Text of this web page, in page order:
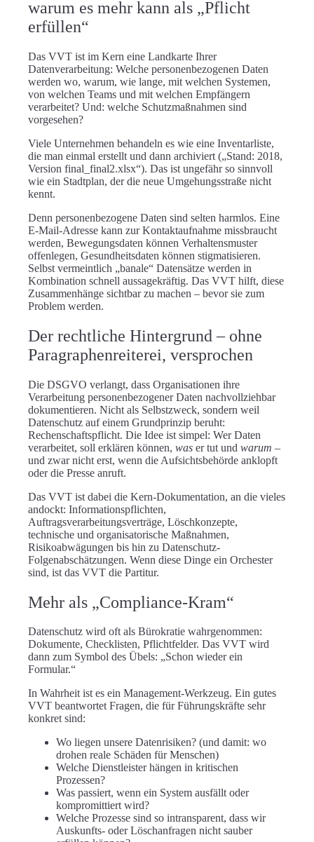
warum es mehr kann als „Pflicht
erfüllen“
Das VVT ist im Kern eine Landkarte Ihrer
Datenverarbeitung: Welche personenbezogenen Daten
werden wo, warum, wie lange, mit welchen Systemen,
von welchen Teams und mit welchen Empfängern
verarbeitet? Und: welche Schutzmaßnahmen sind
vorgesehen?
Viele Unternehmen behandeln es wie eine Inventarliste,
die man einmal erstellt und dann archiviert („Stand: 2018,
Version final_final2.xlsx“). Das ist ungefähr so sinnvoll
wie ein Stadtplan, der die neue Umgehungsstraße nicht
kennt.
Denn personenbezogene Daten sind selten harmlos. Eine
E-Mail-Adresse kann zur Kontaktaufnahme missbraucht
werden, Bewegungsdaten können Verhaltensmuster
offenlegen, Gesundheitsdaten können stigmatisieren.
Selbst vermeintlich „banale“ Datensätze werden in
Kombination schnell aussagekräftig. Das VVT hilft, diese
Zusammenhänge sichtbar zu machen – bevor sie zum
Problem werden.
Der rechtliche Hintergrund – ohne
Paragraphenreiterei, versprochen
Die DSGVO verlangt, dass Organisationen ihre
Verarbeitung personenbezogener Daten nachvollziehbar
dokumentieren. Nicht als Selbstzweck, sondern weil
Datenschutz auf einem Grundprinzip beruht:
Rechenschaftspflicht. Die Idee ist simpel: Wer Daten
verarbeitet, soll erklären können, was er tut und warum –
und zwar nicht erst, wenn die Aufsichtsbehörde anklopft
oder die Presse anruft.
Das VVT ist dabei die Kern-Dokumentation, an die vieles
andockt: Informationspflichten,
Auftragsverarbeitungsverträge, Löschkonzepte,
technische und organisatorische Maßnahmen,
Risikoabwägungen bis hin zu Datenschutz-
Folgenabschätzungen. Wenn diese Dinge ein Orchester
sind, ist das VVT die Partitur.
Mehr als „Compliance-Kram“
Datenschutz wird oft als Bürokratie wahrgenommen:
Dokumente, Checklisten, Pflichtfelder. Das VVT wird
dann zum Symbol des Übels: „Schon wieder ein
Formular.“
In Wahrheit ist es ein Management-Werkzeug. Ein gutes
VVT beantwortet Fragen, die für Führungskräfte sehr
konkret sind:
Wo liegen unsere Datenrisiken? (und damit: wo
drohen reale Schäden für Menschen)
Welche Dienstleister hängen in kritischen
Prozessen?
Was passiert, wenn ein System ausfällt oder
kompromittiert wird?
Welche Prozesse sind so intransparent, dass wir
Auskunfts- oder Löschanfragen nicht sauber